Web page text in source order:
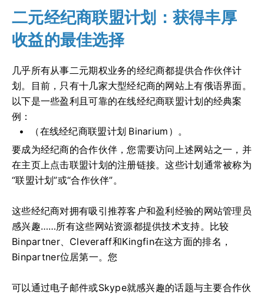
二元经纪商联盟计划：获得丰厚
收益的最佳选择
几乎所有从事二元期权业务的经纪商都提供合作伙伴计
划。目前，只有十几家大型经纪商的网站上有俄语界面。
以下是一些盈利且可靠的在线经纪商联盟计划的经典案
例：
（在线经纪商联盟计划 Binarium）。
要成为经纪商的合作伙伴，您需要访问上述网站之一，并
在主页上点击联盟计划的注册链接。这些计划通常被称为
“联盟计划”或“合作伙伴”。
这些经纪商对拥有吸引推荐客户和盈利经验的网站管理员
感兴趣……所有这些网站资源都提供技术支持。比较
Binpartner、Сleveraff和Kingfin在这方面的排名，
Binpartner位居第一。您
可以通过电子邮件或Skype就感兴趣的话题与主要合作伙